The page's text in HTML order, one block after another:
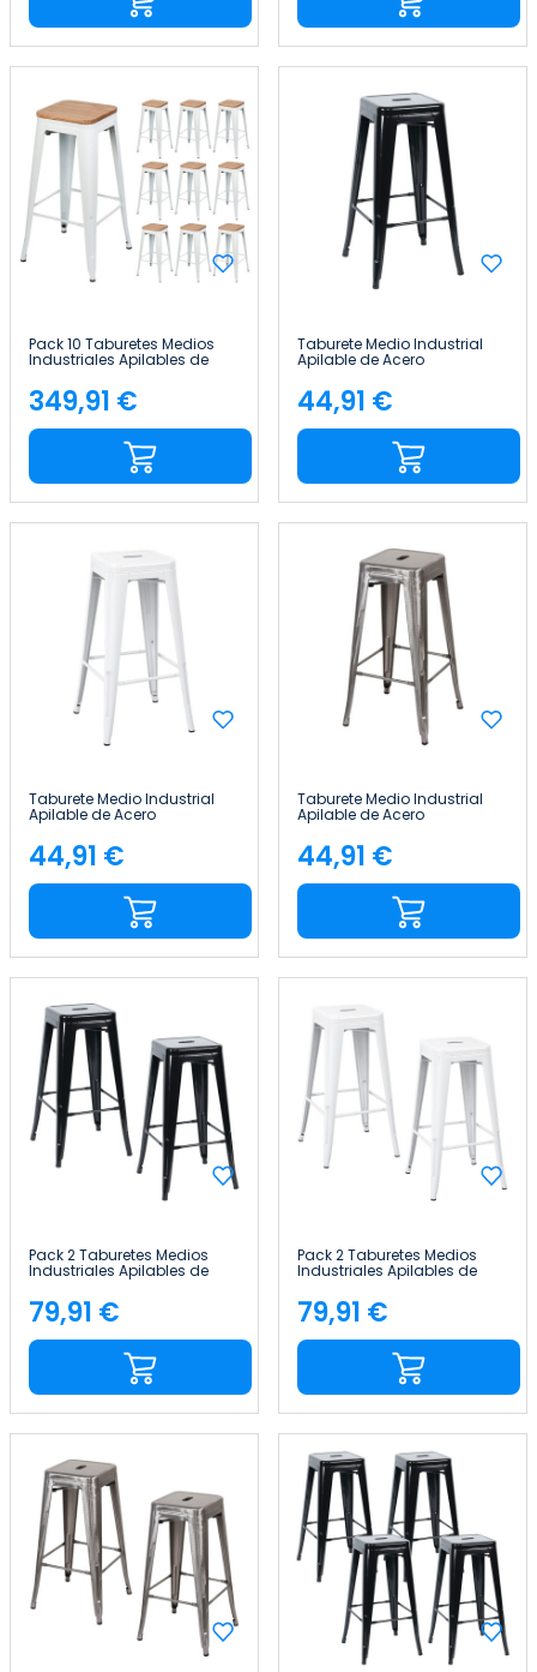
Pack 10 Taburetes Medios
Industriales Apilables de
Acero y Madera
43x43x76cm Thinia Home
Precio
349,91 €
Taburete Medio Industrial
Apilable de Acero
43x43x76cm Thinia Home
Precio
44,91 €
Taburete Medio Industrial
Apilable de Acero
43x43x76cm Thinia Home
Precio
44,91 €
Taburete Medio Industrial
Apilable de Acero
43x43x76cm Thinia Home
Precio
44,91 €
Pack 2 Taburetes Medios
Industriales Apilables de
Acero 43x43x76cm Thinia
Home
Precio
79,91 €
Pack 2 Taburetes Medios
Industriales Apilables de
Acero 43x43x76cm Thinia
Home
Precio
79,91 €